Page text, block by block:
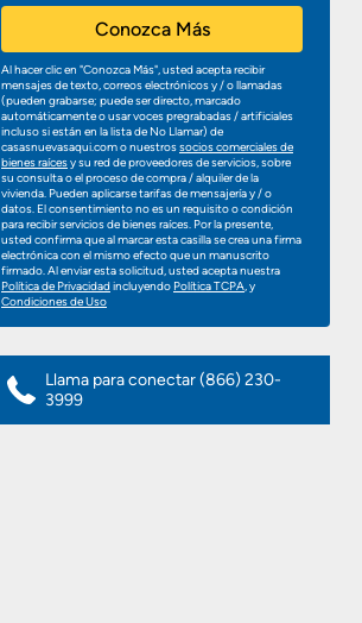
Conozca Más
Al hacer clic en "Conozca Más", usted acepta recibir
mensajes de texto, correos electrónicos y / o llamadas
(pueden grabarse; puede ser directo, marcado
automáticamente o usar voces pregrabadas / artificiales
incluso si están en la lista de No Llamar) de
casasnuevasaqui.com o nuestrossocios comerciales de
bienes raícesy su red de proveedores de servicios, sobre
su consulta o el proceso de compra / alquiler de la
vivienda. Pueden aplicarse tarifas de mensajería y / o
datos. El consentimiento no es un requisito o condición
para recibir servicios de bienes raíces. Por la presente,
usted confirma que al marcar esta casilla se crea una firma
electrónica con el mismo efecto que un manuscrito
firmado. Al enviar esta solicitud, usted acepta nuestra
Política de Privacidadincluyendo Política TCPA, y
Condiciones de Uso
Llama para conectar(866) 230-
3999